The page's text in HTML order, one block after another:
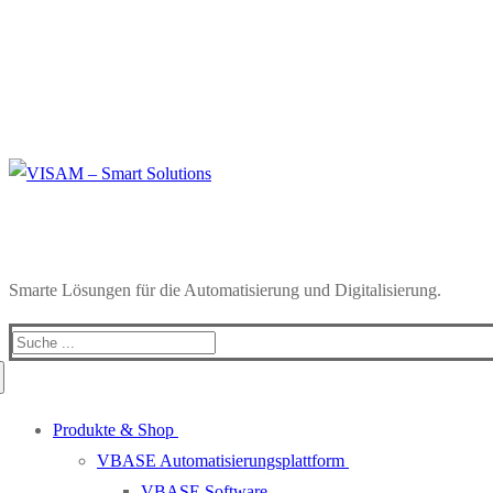
Smarte Lösungen für die Automatisierung und Digitalisierung.
Search
Produkte & Shop
VBASE Automatisierungsplattform